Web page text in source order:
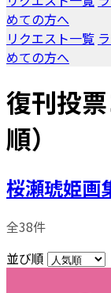
めての方へ
リクエスト一覧
めての方へ
復刊投
順）
桜瀬琥姫
全38件
並び順